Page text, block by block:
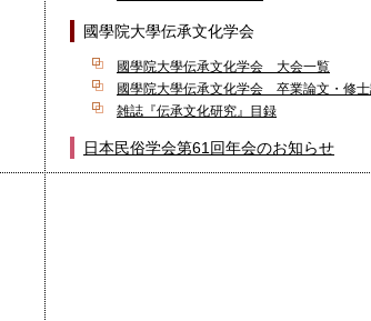
國學院大學伝承文化学会
國學院大學伝承文化学会 大会一覧
國學院大學伝承文化学会 卒業論文・修
雑誌『伝承文化研究』目録
日本民俗学会第61回年会のお知らせ